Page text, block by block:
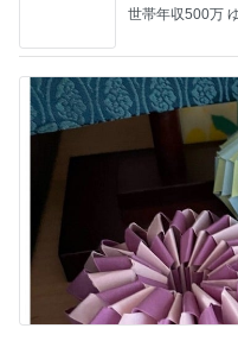
世帯年収500万